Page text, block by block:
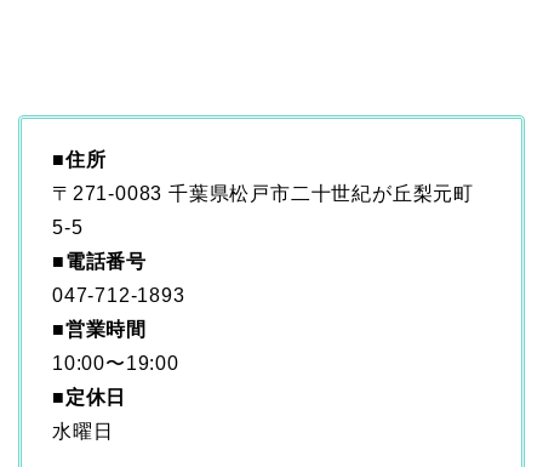
■住所
〒271-0083 千葉県松戸市二十世紀が丘梨元町
5-5
■電話番号
047-712-1893
■営業時間
10:00〜19:00
■定休日
水曜日